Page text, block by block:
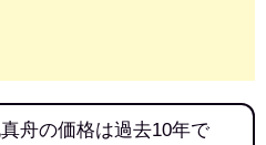
舟の価格は過去10年で